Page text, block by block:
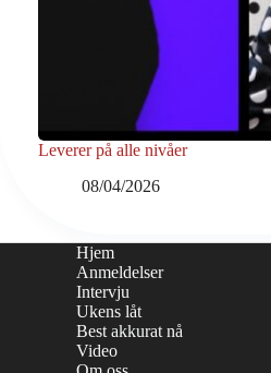
Leverer på alle nivåer
08/04/2026
Hjem
Anmeldelser
Intervju
Ukens låt
Best akkurat nå
Video